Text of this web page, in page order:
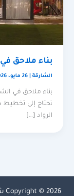
بناء ملاحق
الشارقة |26 مايو، 2026
بناء ملاحق في
تحتاج إلى تخطيط
الرواد […]
Copyright © 2026 شركة الرواد | تصميم وتطوير شركة